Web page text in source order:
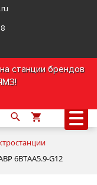
станции брендов
6BTAA5.9-G12